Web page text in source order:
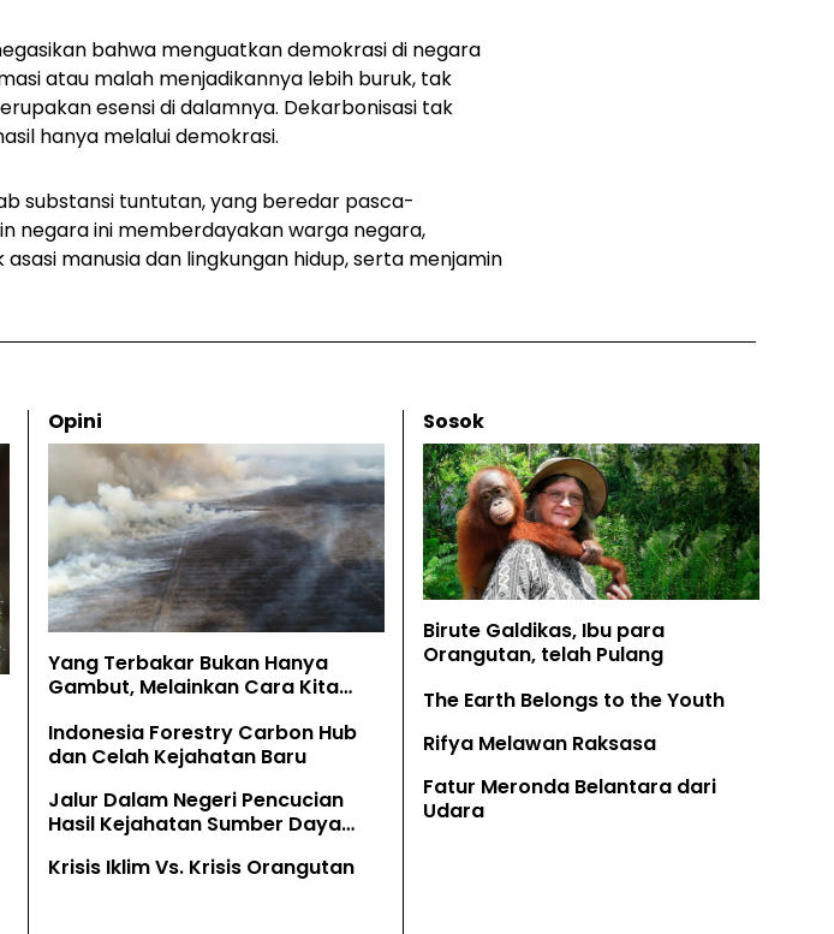
bahwa menguatkan demokrasi di negara
atau malah menjadikannya lebih buruk, tak
esensi di dalamnya. Dekarbonisasi tak
hanya melalui demokrasi.
substansi tuntutan, yang beredar pasca-
negara ini memberdayakan warga negara,
manusia dan lingkungan hidup, serta menjamin
Opini
Yang Terbakar Bukan Hanya
Gambut, Melainkan Cara Kita
Indonesia Forestry Carbon Hub
dan Celah Kejahatan Baru
Jalur Dalam Negeri Pencucian
Hasil Kejahatan Sumber Daya
Krisis Iklim Vs. Krisis Orangutan
Sosok
Birute Galdikas, Ibu para
Orangutan, telah Pulang
The Earth Belongs to the Youth
Rifya Melawan Raksasa
Fatur Meronda Belantara dari
Udara